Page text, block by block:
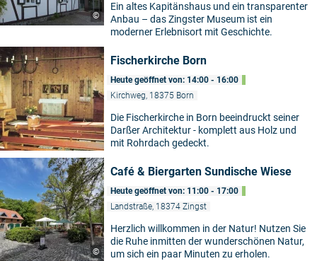
©
Ein altes Kapitänshaus und ein transparenter
Anbau – das Zingster Museum ist ein
moderner Erlebnisort mit Geschichte.
Fischerkirche Born
Heute geöffnet von: 14:00 - 16:00
Kirchweg, 18375 Born
Die Fischerkirche in Born beeindruckt seiner
Darßer Architektur - komplett aus Holz und
mit Rohrdach gedeckt.
©
Café & Biergarten Sundische Wiese
Heute geöffnet von: 11:00 - 17:00
Landstraße, 18374 Zingst
Herzlich willkommen in der Natur! Nutzen Sie
die Ruhe inmitten der wunderschönen Natur,
um sich ein paar Minuten zu erholen.